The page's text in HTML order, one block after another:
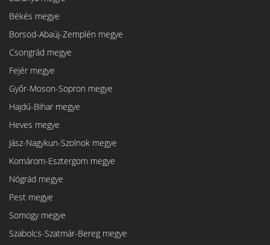
Békés megye
Borsod-Abaúj-Zemplén megye
Csongrád megye
Fejér megye
Győr-Moson-Sopron megye
Hajdú-Bihar megye
Heves megye
Jász-Nagykun-Szolnok megye
Komárom-Esztergom megye
Nógrád megye
Pest megye
Somogy megye
Szabolcs-Szatmár-Bereg megye